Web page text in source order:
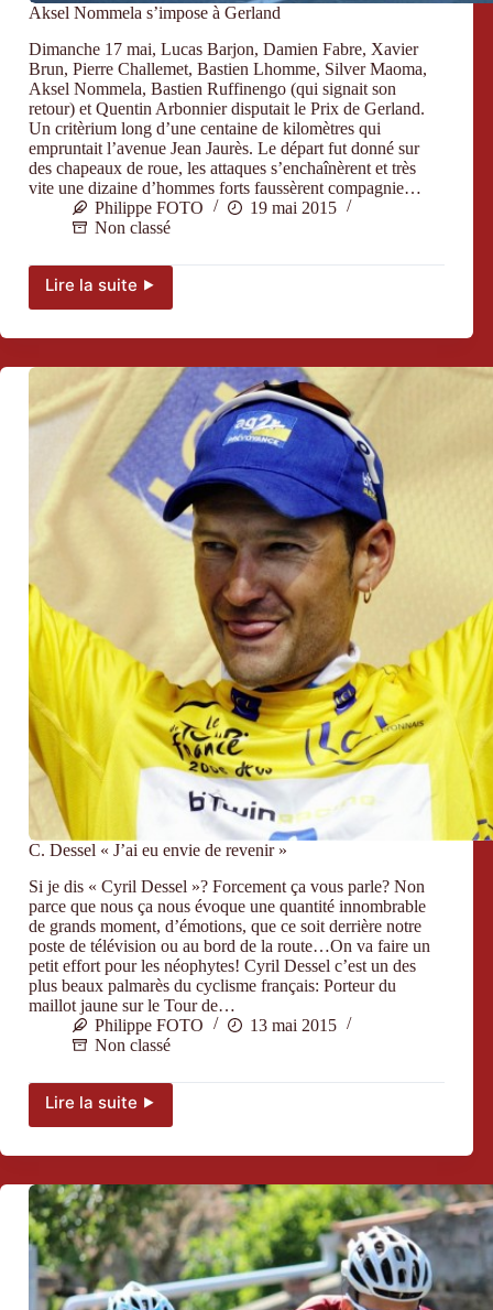
Aksel Nommela s’impose à Gerland
Dimanche 17 mai, Lucas Barjon, Damien Fabre, Xavier
Brun, Pierre Challemet, Bastien Lhomme, Silver Maoma,
Aksel Nommela, Bastien Ruffinengo (qui signait son
retour) et Quentin Arbonnier disputait le Prix de Gerland.
Un critèrium long d’une centaine de kilomètres qui
empruntait l’avenue Jean Jaurès. Le départ fut donné sur
des chapeaux de roue, les attaques s’enchaînèrent et très
vite une dizaine d’hommes forts faussèrent compagnie…
Philippe FOTO
19 mai 2015
Non classé
Lire la suite ⯈
Aksel
s’impose
Gerland
C. Dessel « J’ai eu envie de revenir »
Si je dis « Cyril Dessel »? Forcement ça vous parle? Non
parce que nous ça nous évoque une quantité innombrable
de grands moment, d’émotions, que ce soit derrière notre
poste de télévision ou au bord de la route…On va faire un
petit effort pour les néophytes! Cyril Dessel c’est un des
plus beaux palmarès du cyclisme français: Porteur du
maillot jaune sur le Tour de…
Philippe FOTO
13 mai 2015
Non classé
Lire la suite ⯈
C.
« J’ai
envie
de
revenir »